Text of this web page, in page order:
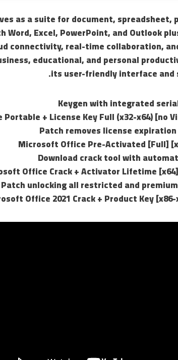
as a suite for document, spreadsheet,
Word, Excel, PowerPoint, and Outlook
connectivity, real-time collaboration,
educational, and personal
its user-friendly interface and
Keygen with integrated
+ License Key Full (x32-x64) [no
Patch removes license
Microsoft Office Pre-Activated [Full]
Download crack tool with
Office Crack + Activator Lifetime
Patch unlocking all restricted and
Office 2021 Crack + Product Key